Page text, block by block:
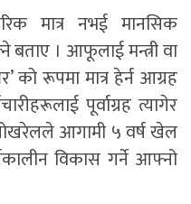
मात्र नभई मानसिक
बताए । आफूलाई मन्त्री वा
को रूपमा मात्र हेर्न आग्रह
पूर्वाग्रह त्यागेर
आगामी ५ वर्ष खेल
विकास गर्ने आफ्नो